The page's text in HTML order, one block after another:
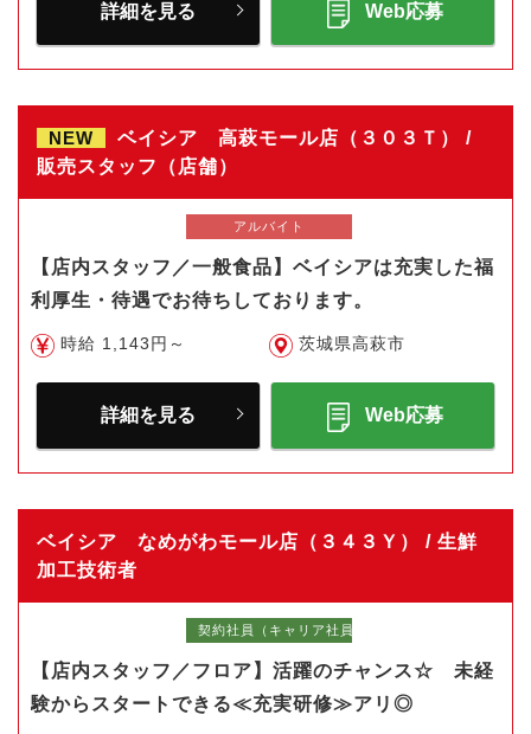
詳細を見る Web応募
NEW
ベイシア 高萩モール店（３０３Ｔ） /
販売スタッフ（店舗）
アルバイト
【店内スタッフ／一般食品】ベイシアは充実した福
利厚生・待遇でお待ちしております。
時給 1,143円～ 茨城県高萩市
詳細を見る Web応募
ベイシア なめがわモール店（３４３Ｙ） / 生鮮
加工技術者
契約社員（キャリア社員）
【店内スタッフ／フロア】活躍のチャンス☆ 未経
験からスタートできる≪充実研修≫アリ◎